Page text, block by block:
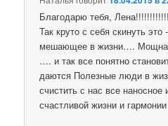
Благодарю тебя,
Так круто с себя скинуть это
мешающее в жизни….
…. и так все понятно
даются Полезные люди в
счистить с нас все наносное
счастливой жизни и